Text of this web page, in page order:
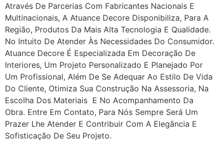
Através De Parcerias Com Fabricantes Nacionais E
Multinacionais, A Atuance Decore Disponibiliza, Para A
Região, Produtos Da Mais Alta Tecnologia E Qualidade.
No Intuito De Atender Às Necessidades Do Consumidor.
Atuance Decore É Especializada Em Decoração De
Interiores, Um Projeto Personalizado E Planejado Por
Um Profissional, Além De Se Adequar Ao Estilo De Vida
Do Cliente, Otimiza Sua Construção Na Assessoria, Na
Escolha Dos Materiais E No Acompanhamento Da
Obra. Entre Em Contato, Para Nós Sempre Será Um
Prazer Lhe Atender E Contribuir Com A Elegância E
Sofisticação De Seu Projeto.